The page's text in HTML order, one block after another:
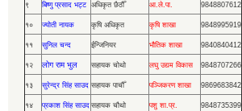
९ बिष्णु प्रसाद भट्ट अधिकृत छैठौँ आ.ले.पा. 9848807612
१० ज्योती नायक कृषि अधिकृत कृषि शाखा 9848995919
११ सुनिल चन्द ईन्जिनियर भौतिक शाखा 9840840412
१२ लोग राम भुल सहायक चोथो लघु उद्यम विकास 9848707266
१३ सुरेन्द्र सिंह साउद सहायक पाचौँ पञ्जिकरण शाखा 9869683842
१४ प्रकाश सिंह साउद सहायक चौथो पशु शा.प्र. 9848735399